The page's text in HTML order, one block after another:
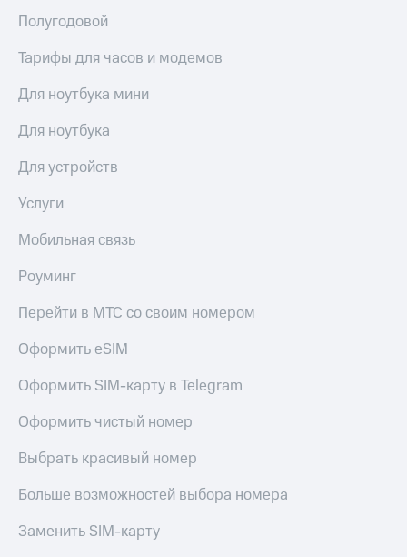
Полугодовой
Тарифы для часов и модемов
Для ноутбука мини
Для ноутбука
Для устройств
Услуги
Мобильная связь
Роуминг
Перейти в МТС со своим номером
Оформить eSIM
Оформить SIM-карту в Telegram
Оформить чистый номер
Выбрать красивый номер
Больше возможностей выбора номера
Заменить SIM-карту